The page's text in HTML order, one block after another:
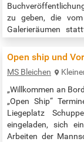
zu geben, die
Galerieräumen
Besucher ein, in
einzutauchen, in
expressive Kraft…
Open ship und
MS Bleichen
„Willkommen an
„Open Ship“
Liegeplatz
eingeladen, sich
Arbeiten der